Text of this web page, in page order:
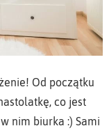
Od początku
co jest
nim biurka :) Sami